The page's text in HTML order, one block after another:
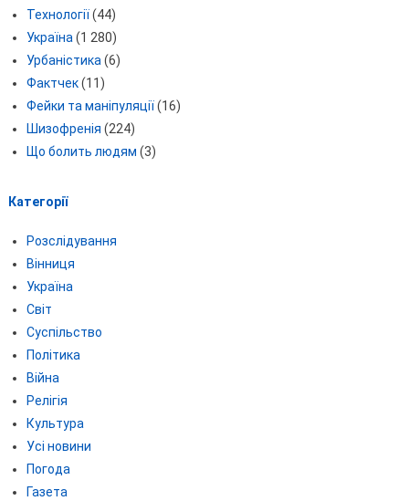
Технології(44)
Україна (1 280)
Урбаністика (6)
Фактчек(11)
Фейки та маніпуляції(16)
Шизофренія (224)
Що болить людям (3)
Категорії
Розслідування
Вінниця
Україна
Світ
Суспільство
Політика
Війна
Релігія
Культура
Усі новини
Погода
Газета